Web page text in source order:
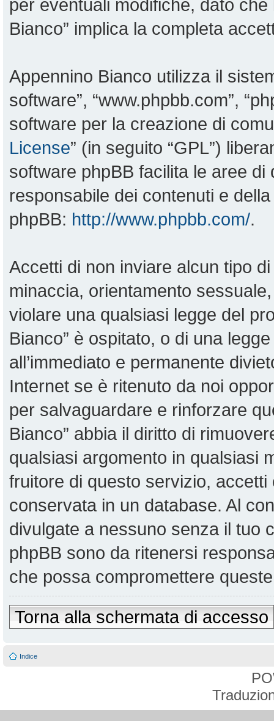
per eventuali modifiche, dato che
Bianco” implica la completa
Appennino Bianco utilizza il
software”, “www.phpbb.com”,
software per la creazione di
License” (in seguito “GPL”)
software phpBB facilita le aree
responsabile dei contenuti e
phpBB: http://www.phpbb.com/.
Accetti di non inviare alcun tipo
minaccia, orientamento
violare una qualsiasi legge del
Bianco” è ospitato, o di una
all’immediato e permanente
Internet se è ritenuto da noi
per salvaguardare e rinforzare
Bianco” abbia il diritto di
qualsiasi argomento in qualsiasi
fruitore di questo servizio,
conservata in un database. Al
divulgate a nessuno senza il tuo
phpBB sono da ritenersi
che possa compromettere
Torna alla schermata di accesso
Indice